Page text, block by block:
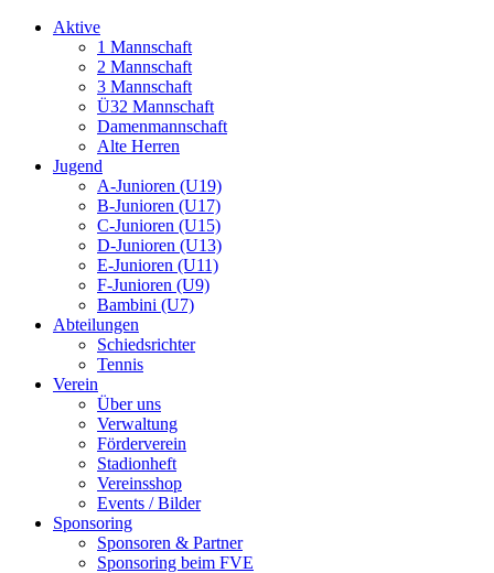
Aktive
1 Mannschaft
2 Mannschaft
3 Mannschaft
Ü32 Mannschaft
Damenmannschaft
Alte Herren
Jugend
A-Junioren (U19)
B-Junioren (U17)
C-Junioren (U15)
D-Junioren (U13)
E-Junioren (U11)
F-Junioren (U9)
Bambini (U7)
Abteilungen
Schiedsrichter
Tennis
Verein
Über uns
Verwaltung
Förderverein
Stadionheft
Vereinsshop
Events / Bilder
Sponsoring
Sponsoren & Partner
Sponsoring beim FVE